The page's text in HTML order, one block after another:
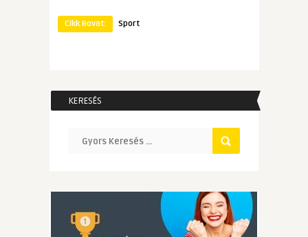
Cikk Rovat: Sport
KERESÉS